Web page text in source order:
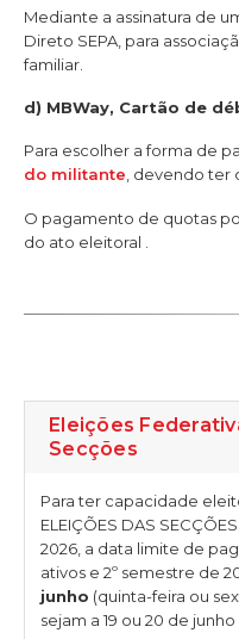
Mediante a assinatura de
Direto SEPA, para
familiar.
d) MBWay, Cartão de
Para escolher a forma de
do militante, devendo ter
O pagamento de quotas
do ato eleitoral .
Eleições
Secções
Para ter capacidade
ELEIÇÕES DAS
2026, a data limite de
ativos e 2º semestre de
junho (quinta-feira ou
sejam a 19 ou 20 de junho